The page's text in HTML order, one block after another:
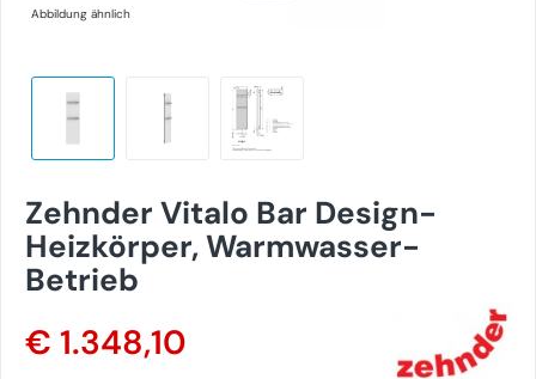
Abbildung ähnlich
Zehnder Vitalo Bar Design-
Heizkörper, Warmwasser-
Betrieb
€ 1.348,10